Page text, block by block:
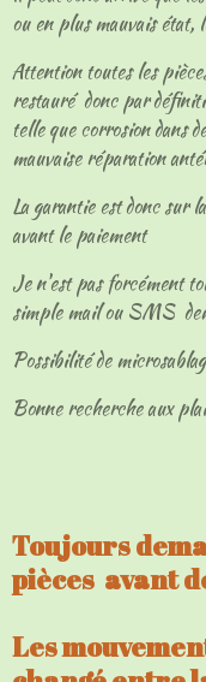
ou en plus mauvais
Attention toutes les
restauré donc par
telle que corrosion dans
mauvaise réparation
La garantie est donc sur
avant le paiement
Je n'est pas forcément
simple mail ou SMS
Possibilité de
Bonne recherche aux
Toujours
pièces avant
Les